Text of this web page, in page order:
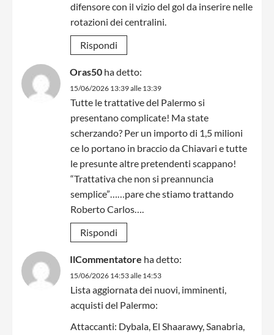
difensore con il vizio del gol da inserire nelle
rotazioni dei centralini.
Rispondi
Oras50 ha detto:
15/06/2026 13:39 alle 13:39
Tutte le trattative del Palermo si
presentano complicate! Ma state
scherzando? Per un importo di 1,5 milioni
ce lo portano in braccio da Chiavari e tutte
le presunte altre pretendenti scappano!
“Trattativa che non si preannuncia
semplice”……pare che stiamo trattando
Roberto Carlos….
Rispondi
IlCommentatore ha detto:
15/06/2026 14:53 alle 14:53
Lista aggiornata dei nuovi, imminenti,
acquisti del Palermo:
Attaccanti: Dybala, El Shaarawy, Sanabria,